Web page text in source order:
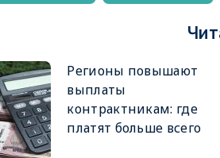
Регионы повышают
выплаты
контрактникам: где
платят больше всего